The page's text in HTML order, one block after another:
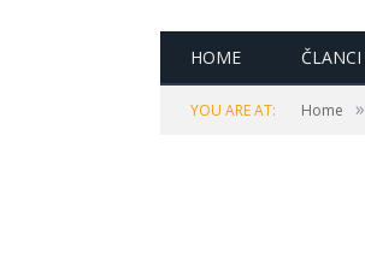
HOME ČLANCI
YOU ARE AT: Home »